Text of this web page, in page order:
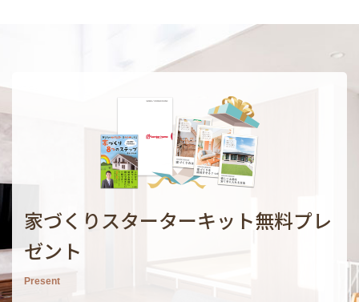
家づくりスターターキット無料プレ
ゼント
Present